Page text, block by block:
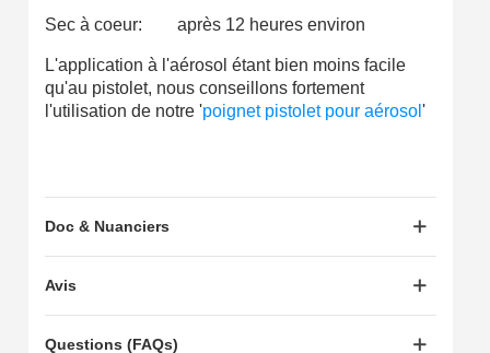
Sec à coeur: après 12 heures environ
L'application à l'aérosol étant bien moins facile
qu'au pistolet, nous conseillons fortement
l'utilisation de notre 'poignet pistolet pour aérosol '
Doc & Nuanciers
Avis
Questions (FAQs)